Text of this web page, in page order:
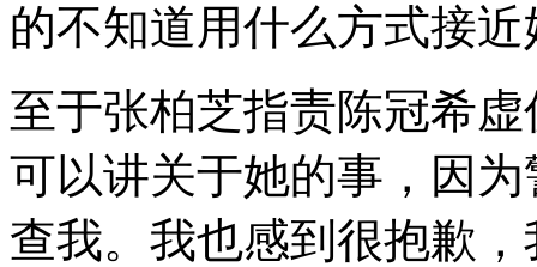
的不知道用什么方式接近
至于张柏芝指责陈冠希
可以讲关于她的事，因
查我。我也感到很抱歉